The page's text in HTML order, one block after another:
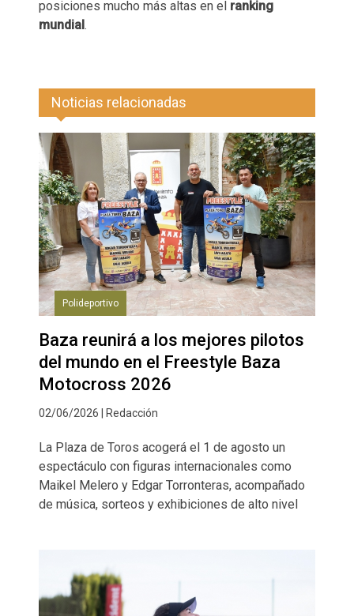
posiciones mucho más altas en el ranking
mundial.
Noticias relacionadas
Polideportivo
Baza reunirá a los mejores pilotos
del mundo en el Freestyle Baza
Motocross 2026
02/06/2026 | Redacción
La Plaza de Toros acogerá el 1 de agosto un
espectáculo con figuras internacionales como
Maikel Melero y Edgar Torronteras, acompañado
de música, sorteos y exhibiciones de alto nivel